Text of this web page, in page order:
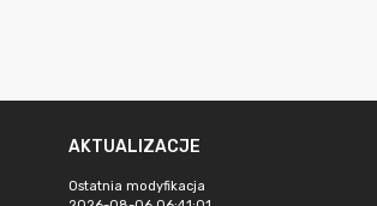
AKTUALIZACJE
Ostatnia modyfikacja